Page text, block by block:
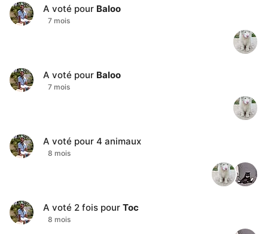
A voté pour Baloo
7 mois
A voté pour Baloo
7 mois
A voté pour 4 animaux
8 mois
A voté 2 fois pour Toc
8 mois